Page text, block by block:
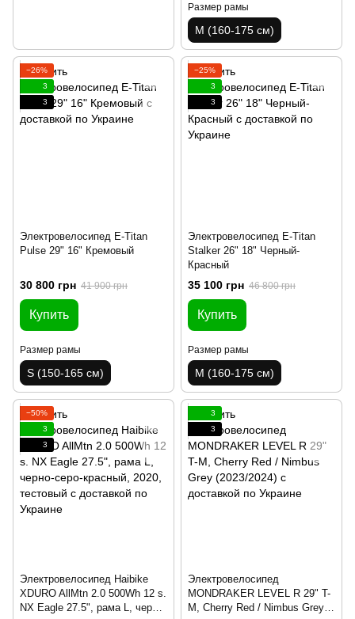
Размер рамы
M (160-175 см)
−26%
3
3
Электровелосипед E-Titan
Pulse 29" 16" Кремовый
30 800 грн 41 900 грн
Купить
Размер рамы
S (150-165 см)
−25%
3
3
Электровелосипед E-Titan
Stalker 26" 18" Черный-
Красный
35 100 грн 46 800 грн
Купить
Размер рамы
M (160-175 см)
−50%
3
3
Электровелосипед Haibike
XDURO AllMtn 2.0 500Wh 12 s.
NX Eagle 27.5", рама L, черно-
3
3
Электровелосипед
MONDRAKER LEVEL R 29" T-
M, Cherry Red / Nimbus Grey